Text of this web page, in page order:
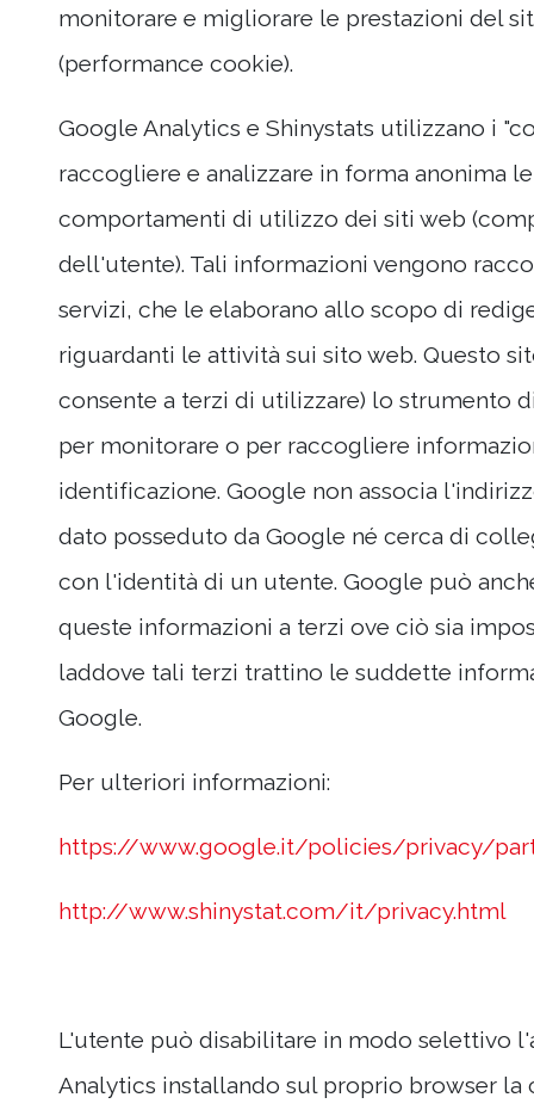
monitorare e migliorare le prestazioni del
(performance cookie).
Google Analytics e Shinystats utilizzano i
raccogliere e analizzare in forma anonima
comportamenti di utilizzo dei siti web
dell'utente). Tali informazioni vengono
servizi, che le elaborano allo scopo di
riguardanti le attività sui sito web. Questo
consente a terzi di utilizzare) lo strumento
per monitorare o per raccogliere
identificazione. Google non associa
dato posseduto da Google né cerca di
con l'identità di un utente. Google può
queste informazioni a terzi ove ciò sia
laddove tali terzi trattino le suddette
Google.
Per ulteriori informazioni:
https://www.google.it/policies/privacy/
http://www.shinystat.com/it/privacy.html
L'utente può disabilitare in modo selettivo
Analytics installando sul proprio browser